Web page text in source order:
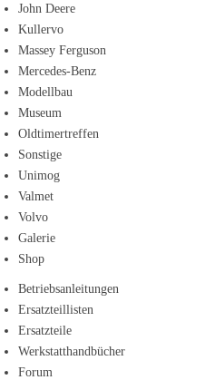
John Deere
Kullervo
Massey Ferguson
Mercedes-Benz
Modellbau
Museum
Oldtimertreffen
Sonstige
Unimog
Valmet
Volvo
Galerie
Shop
Betriebsanleitungen
Ersatzteillisten
Ersatzteile
Werkstatthandbücher
Forum